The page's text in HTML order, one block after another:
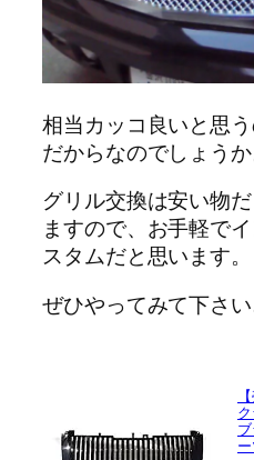
相当カッコ良いと思
だからなのでしょうか
グリル交換は安い物
ますので、お手軽で
スタムだと思います。
ぜひやってみて下さ